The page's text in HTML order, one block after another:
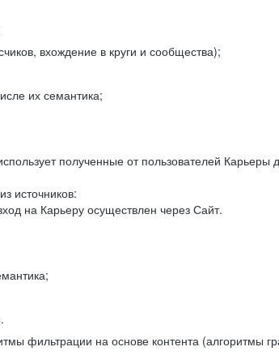
вхождение в круги и сообщества);
их семантика;
полученные от пользователей Карьеры
источников:
на Карьеру осуществлен через Сайт.
фильтрации на основе контента (алгоритмы